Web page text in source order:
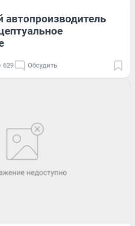
629 Обсудить